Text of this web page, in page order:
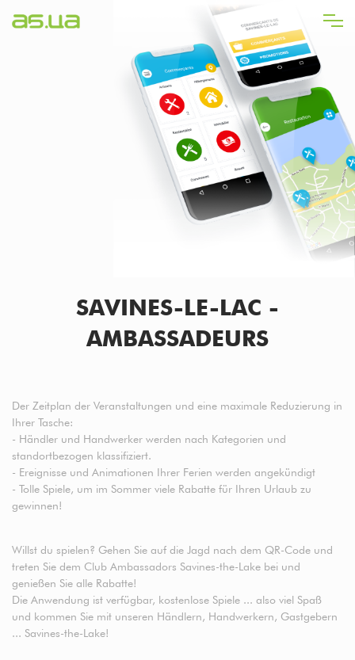
zum
SAVINES-LE-LAC -
AMBASSADEURS
Der Zeitplan der Veranstaltungen und eine maximale Reduzierung in
Ihrer Tasche:
- Händler und Handwerker werden nach Kategorien und
standortbezogen klassifiziert.
- Ereignisse und Animationen Ihrer Ferien werden angekündigt
- Tolle Spiele, um im Sommer viele Rabatte für Ihren Urlaub zu
gewinnen!
Willst du spielen? Gehen Sie auf die Jagd nach dem QR-Code und
treten Sie dem Club Ambassadors Savines-the-Lake bei und
genießen Sie alle Rabatte!
Die Anwendung ist verfügbar, kostenlose Spiele ... also viel Spaß
und kommen Sie mit unseren Händlern, Handwerkern, Gastgebern
... Savines-the-Lake!